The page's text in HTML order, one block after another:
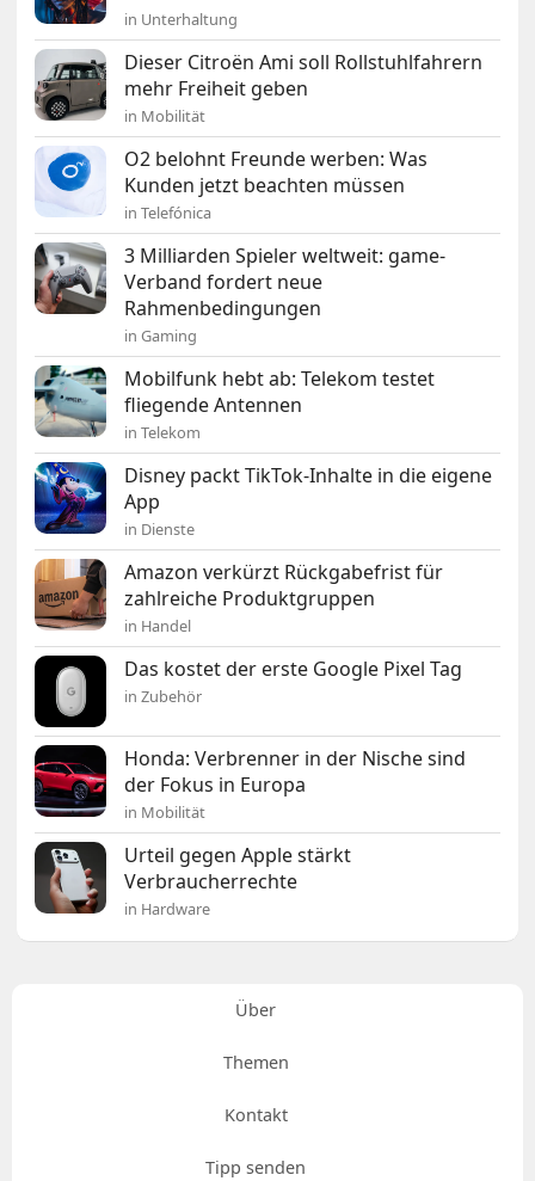
in Unterhaltung
Dieser Citroën Ami soll Rollstuhlfahrern
mehr Freiheit geben
in Mobilität
O2 belohnt Freunde werben: Was
Kunden jetzt beachten müssen
in Telefónica
3 Milliarden Spieler weltweit: game-
Verband fordert neue
Rahmenbedingungen
in Gaming
Mobilfunk hebt ab: Telekom testet
fliegende Antennen
in Telekom
Disney packt TikTok-Inhalte in die eigene
App
in Dienste
Amazon verkürzt Rückgabefrist für
zahlreiche Produktgruppen
in Handel
Das kostet der erste Google Pixel Tag
in Zubehör
Honda: Verbrenner in der Nische sind
der Fokus in Europa
in Mobilität
Urteil gegen Apple stärkt
Verbraucherrechte
in Hardware
Über
Themen
Kontakt
Tipp senden